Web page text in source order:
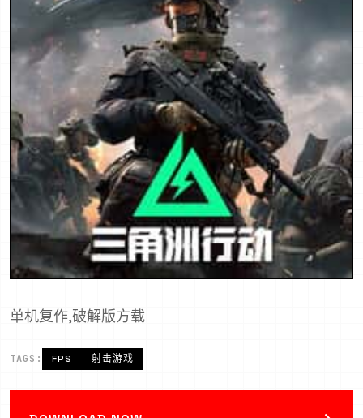
单机复作,破解版方载
TAGS: FPS 射击游戏